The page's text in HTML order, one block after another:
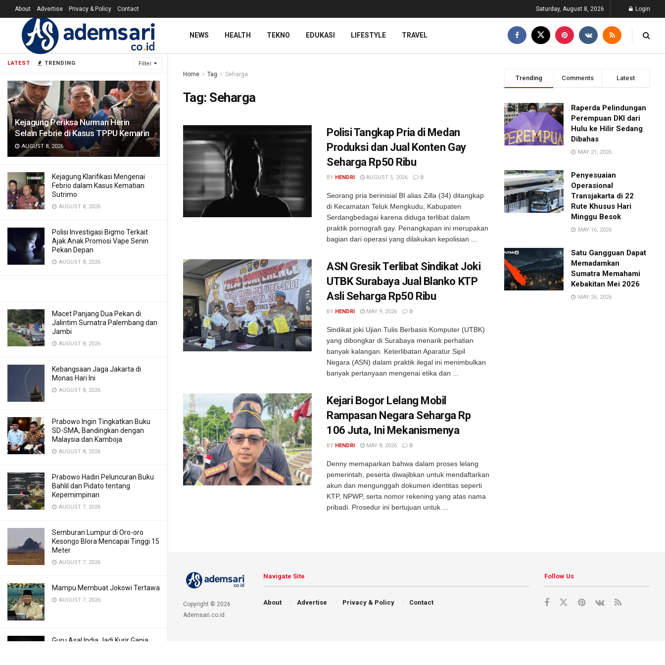
LATEST TRENDING Filter
Kejagung Periksa Nurman Herin
Selain Febrie di Kasus TPPU Kemarin
AUGUST 8, 2026
Kejagung Klarifikasi Mengenai
Febrio dalam Kasus Kematian
Sutrimo
AUGUST 8, 2026
Polisi Investigasi Bigmo Terkait
Ajak Anak Promosi Vape Senin
Pekan Depan
AUGUST 8, 2026
Macet Panjang Dua Pekan di
Jalintim Sumatra Palembang dan
Jambi
AUGUST 8, 2026
Kebangsaan Jaga Jakarta di
Monas Hari Ini
AUGUST 8, 2026
Prabowo Ingin Tingkatkan Buku
SD-SMA, Bandingkan dengan
Malaysia dan Kamboja
AUGUST 8, 2026
Prabowo Hadiri Peluncuran Buku
Bahlil dan Pidato tentang
Kepemimpinan
AUGUST 7, 2026
Semburan Lumpur di Oro-oro
Kesongo Blora Mencapai Tinggi 15
Meter
AUGUST 7, 2026
Mampu Membuat Jokowi Tertawa
AUGUST 7, 2026
Guru Asal India Jadi Kurir Ganja
About Advertise Privacy & Policy Contact Saturday, August 8, 2026 Login
NEWS HEALTH TEKNO EDUKASI LIFESTYLE TRAVEL
Home Tag Seharga
Tag: Seharga
Polisi Tangkap Pria di Medan
Produksi dan Jual Konten Gay
Seharga Rp50 Ribu
BY HENDRI AUGUST 5, 2026 0
Seorang pria berinisial BI alias Zilla (34) ditangkap
di Kecamatan Teluk Mengkudu, Kabupaten
Serdangbedagai karena diduga terlibat dalam
praktik pornografi gay. Penangkapan ini merupakan
bagian dari operasi yang dilakukan kepolisian ...
ASN Gresik Terlibat Sindikat Joki
UTBK Surabaya Jual Blanko KTP
Asli Seharga Rp50 Ribu
BY HENDRI MAY 9, 2026 0
Sindikat joki Ujian Tulis Berbasis Komputer (UTBK)
yang dibongkar di Surabaya menarik perhatian
banyak kalangan. Keterlibatan Aparatur Sipil
Negara (ASN) dalam praktik ilegal ini menimbulkan
banyak pertanyaan mengenai etika dan ...
Kejari Bogor Lelang Mobil
Rampasan Negara Seharga Rp
106 Juta, Ini Mekanismenya
BY HENDRI MAY 8, 2026 0
Denny memaparkan bahwa dalam proses lelang
pemerintah, peserta diwajibkan untuk mendaftarkan
akun dan mengunggah dokumen identitas seperti
KTP, NPWP, serta nomor rekening yang atas nama
pribadi. Prosedur ini bertujuan untuk ...
Trending Comments Latest
Raperda Pelindungan
Perempuan DKI dari
Hulu ke Hilir Sedang
Dibahas
MAY 21, 2026
Penyesuaian
Operasional
Transjakarta di 22
Rute Khusus Hari
Minggu Besok
MAY 16, 2026
Satu Gangguan Dapat
Memadamkan
Sumatra Memahami
Kebakitan Mei 2026
MAY 26, 2026
Copyright © 2026
Ademsari.co.id.
Navigate Site
About Advertise Privacy & Policy Contact
Follow Us